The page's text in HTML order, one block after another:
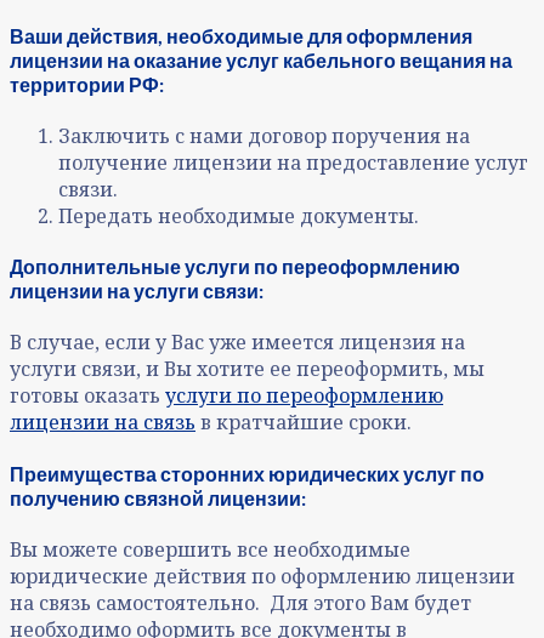
Ваши действия, необходимые для оформления
лицензии на оказание услуг кабельного вещания на
территории РФ:
Заключить с нами договор поручения на
получение лицензии на предоставление услуг
связи.
Передать необходимые документы.
Дополнительные услуги по переоформлению
лицензии на услуги связи:
В случае, если у Вас уже имеется лицензия на
услуги связи, и Вы хотите ее переоформить, мы
готовы оказать услуги по переоформлению
лицензии на связь в кратчайшие сроки.
Преимущества сторонних юридических услуг по
получению связной лицензии:
Вы можете совершить все необходимые
юридические действия по оформлению лицензии
на связь самостоятельно. Для этого Вам будет
необходимо оформить все документы в